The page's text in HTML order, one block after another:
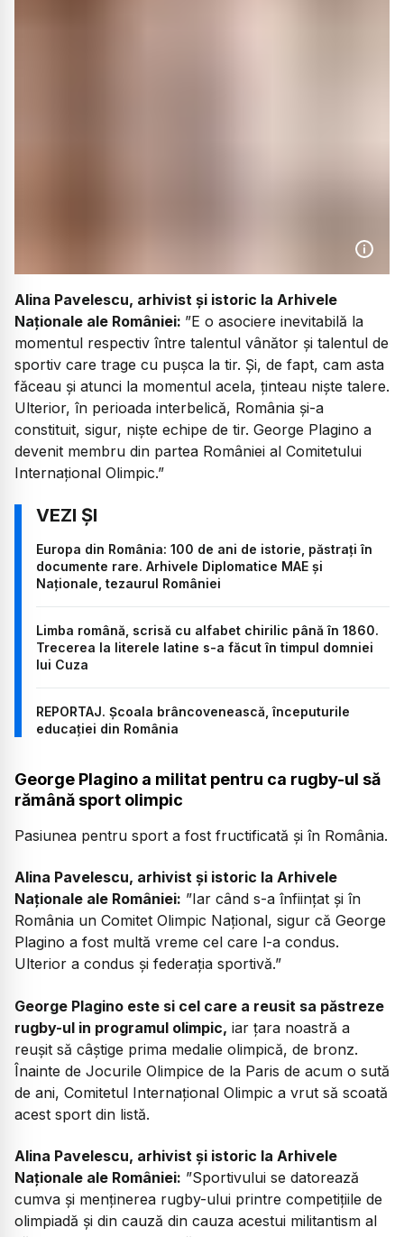
Alina Pavelescu, arhivist și istoric la Arhivele
Naționale ale României: ”E o asociere inevitabilă la
momentul respectiv între talentul vânător și talentul de
sportiv care trage cu pușca la tir. Și, de fapt, cam asta
făceau și atunci la momentul acela, ținteau niște talere.
Ulterior, în perioada interbelică, România și-a
constituit, sigur, niște echipe de tir. George Plagino a
devenit membru din partea României al Comitetului
Internațional Olimpic.”
Europa din România: 100 de ani de istorie, păstrați în
documente rare. Arhivele Diplomatice MAE și
Naționale, tezaurul României
Limba română, scrisă cu alfabet chirilic până în 1860.
Trecerea la literele latine s-a făcut în timpul domniei
lui Cuza
REPORTAJ. Școala brâncovenească, începuturile
educației din România
George Plagino a militat pentru ca rugby-ul să
rămână sport olimpic
Pasiunea pentru sport a fost fructificată și în România.
Alina Pavelescu, arhivist și istoric la Arhivele
Naționale ale României: ”Iar când s-a înființat și în
România un Comitet Olimpic Național, sigur că George
Plagino a fost multă vreme cel care l-a condus.
Ulterior a condus și federația sportivă.”
George Plagino este si cel care a reusit sa păstreze
rugby-ul in programul olimpic, iar țara noastră a
reușit să câștige prima medalie olimpică, de bronz.
Înainte de Jocurile Olimpice de la Paris de acum o sută
de ani, Comitetul Internațional Olimpic a vrut să scoată
acest sport din listă.
Alina Pavelescu, arhivist și istoric la Arhivele
Naționale ale României: ”Sportivului se datorează
cumva și menținerea rugby-ului printre competițiile de
olimpiadă și din cauză din cauza acestui militantism al